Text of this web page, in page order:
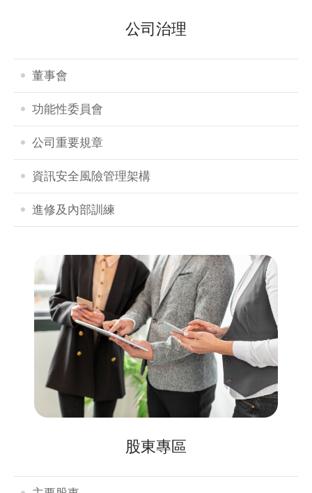
公司治理
董事會
功能性委員會
公司重要規章
資訊安全風險管理架構
進修及內部訓練
股東專區